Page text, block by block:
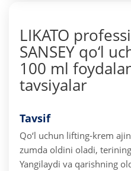
LIKATO
SANSEY qo‘l
100 ml
tavsiyalar
Tavsif
Qo‘l uchun lifting-krem
zumda oldini oladi,
Yangilaydi va qarishning